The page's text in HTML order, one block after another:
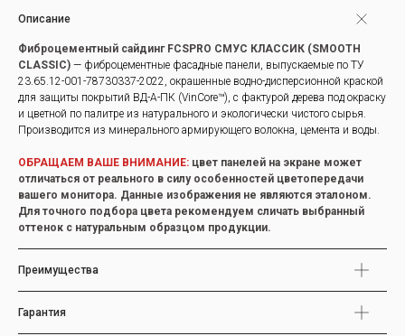
Описание
Фиброцементный сайдинг FCSPRO СМУС КЛАССИК (SMOOTH
CLASSIC) — фиброцементные фасадные панели, выпускаемые по ТУ
23.65.12-001-78730337-2022, окрашенные водно-дисперсионной краской
для защиты покрытий ВД-А-ПК (VinCore™), с фактурой дерева под окраску
и цветной по палитре из натурального и экологически чистого сырья.
Производится из минерального армирующего волокна, цемента и воды.
ОБРАЩАЕМ ВАШЕ ВНИМАНИЕ: цвет панелей на экране может
отличаться от реального в силу особенностей цветопередачи
вашего монитора. Данные изображения не являются эталоном.
Для точного подбора цвета рекомендуем сличать выбранный
оттенок с натуральным образцом продукции.
Преимущества
Гарантия